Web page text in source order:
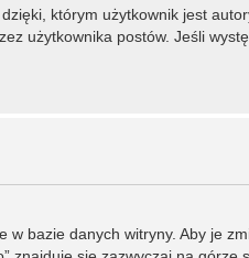
którym użytkownik jest
użytkownika postów. Jeśli
bazie danych witryny. Aby je